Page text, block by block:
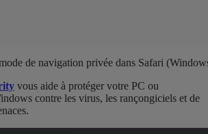
de navigation privée dans Safari
vous aide à protéger votre PC ou
contre les virus, les rançongiciels et de